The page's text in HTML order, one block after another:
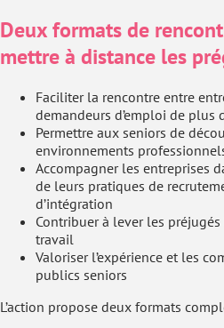
Deux formats de
mettre à distance les
Faciliter la rencontre entre
demandeurs d’emploi de plus
Permettre aux seniors de
environnements
Accompagner les entreprises
de leurs pratiques de
d’intégration
Contribuer à lever les préjugés
travail
Valoriser l’expérience et les
publics seniors
L’action propose deux formats